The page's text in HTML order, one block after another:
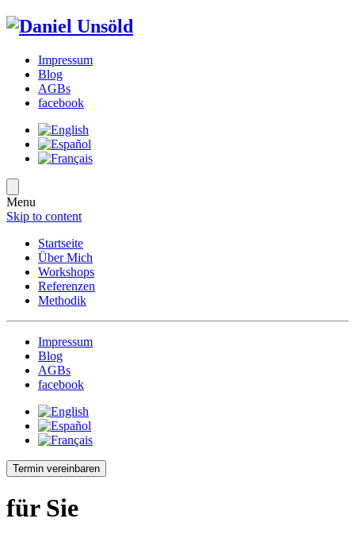
Impressum
Blog
AGBs
facebook
Menu
Skip to content
Startseite
Über Mich
Workshops
Referenzen
Methodik
Impressum
Blog
AGBs
facebook
Termin vereinbaren
für Sie